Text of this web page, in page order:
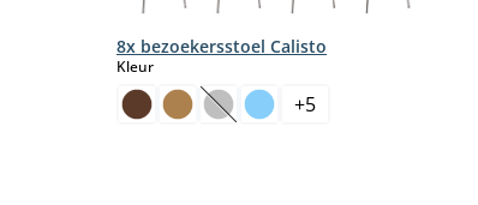
8x bezoekersstoel Calisto
Kleurselect
(Deze optie is momenteel niet
+5